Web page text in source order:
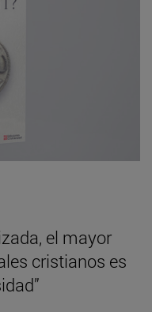
el mayor
cristianos es